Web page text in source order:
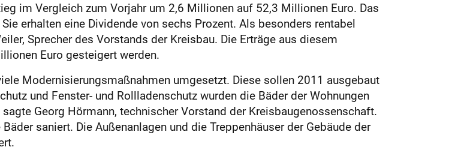
im Vergleich zum Vorjahr um 2,6 Millionen auf 52,3 Millionen Euro. Das
erhalten eine Dividende von sechs Prozent. Als besonders rentabel
Sprecher des Vorstands der Kreisbau. Die Erträge aus diesem
Euro gesteigert werden.
Modernisierungsmaßnahmen umgesetzt. Diese sollen 2011 ausgebaut
und Fenster- und Roll­ladenschutz wurden die Bäder der Wohnungen
Georg Hörmann, technischer Vorstand der Kreisbaugenossenschaft.
saniert. Die Außenanlagen und die Treppenhäuser der Gebäude der